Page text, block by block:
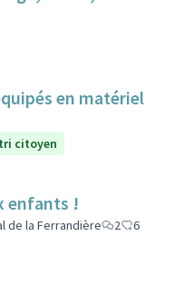
en matériel
citoyen
enfants !
de la Ferrandière 2
6